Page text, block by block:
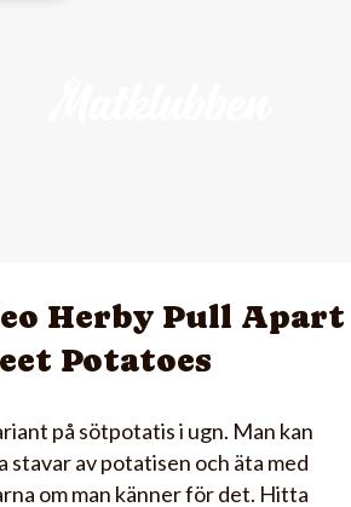
Herby Pull Apart
Potatoes
på sötpotatis i ugn. Man kan
stavar av potatisen och äta med
om man känner för det. Hitta